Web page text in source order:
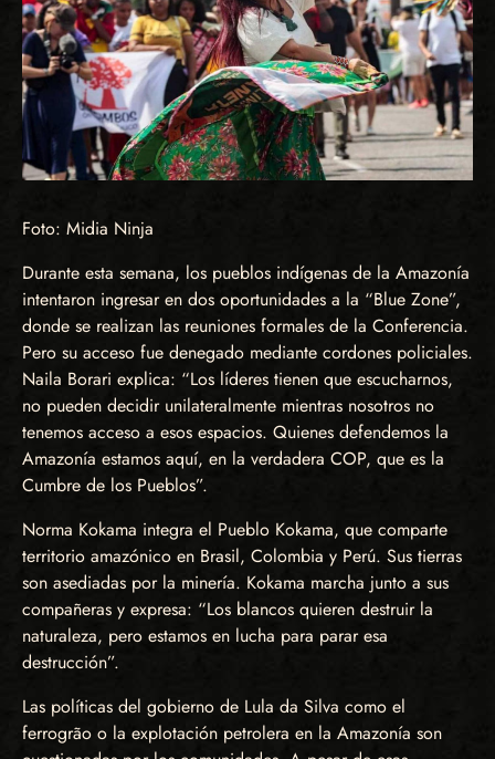
Foto: Midia Ninja
Durante esta semana, los pueblos indígenas de la Amazonía
intentaron ingresar en dos oportunidades a la “Blue Zone”,
donde se realizan las reuniones formales de la Conferencia.
Pero su acceso fue denegado mediante cordones policiales.
Naila Borari explica: “Los líderes tienen que escucharnos,
no pueden decidir unilateralmente mientras nosotros no
tenemos acceso a esos espacios. Quienes defendemos la
Amazonía estamos aquí, en la verdadera COP, que es la
Cumbre de los Pueblos”.
Norma Kokama integra el Pueblo Kokama, que comparte
territorio amazónico en Brasil, Colombia y Perú. Sus tierras
son asediadas por la minería. Kokama marcha junto a sus
compañeras y expresa: “Los blancos quieren destruir la
naturaleza, pero estamos en lucha para parar esa
destrucción”.
Las políticas del gobierno de Lula da Silva como el
ferrogrão o la explotación petrolera en la Amazonía son